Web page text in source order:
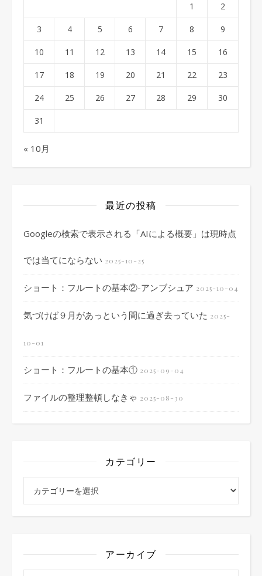
1 2
3 4 5 6 7 8 9
10 11 12 13 14 15 16
17 18 19 20 21 22 23
24 25 26 27 28 29 30
31
« 10月
最近の投稿
Googleの検索で表示される「AIによる概要」は現時点
では当てにならない 2025-10-25
ショート：フルートの基本②-アンブシュア 2025-10-04
気づけば９月があっという間に過ぎ去っていた 2025-
10-01
ショート：フルートの基本① 2025-09-04
ファイルの整理整頓しなきゃ 2025-08-30
カテゴリー
アーカイブ